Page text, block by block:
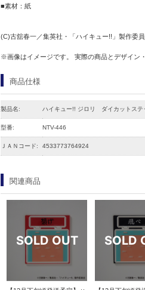
■素材：紙
(C)古舘春一／集英社・「ハイキュー!!」製作委
※画像はイメージです。 実際の商品とデザイン
商品仕様
製品名: ハイキュー!! ジロリ ダイカットステ
型番: NTV-446
ＪＡＮコード: 4533773764924
関連商品